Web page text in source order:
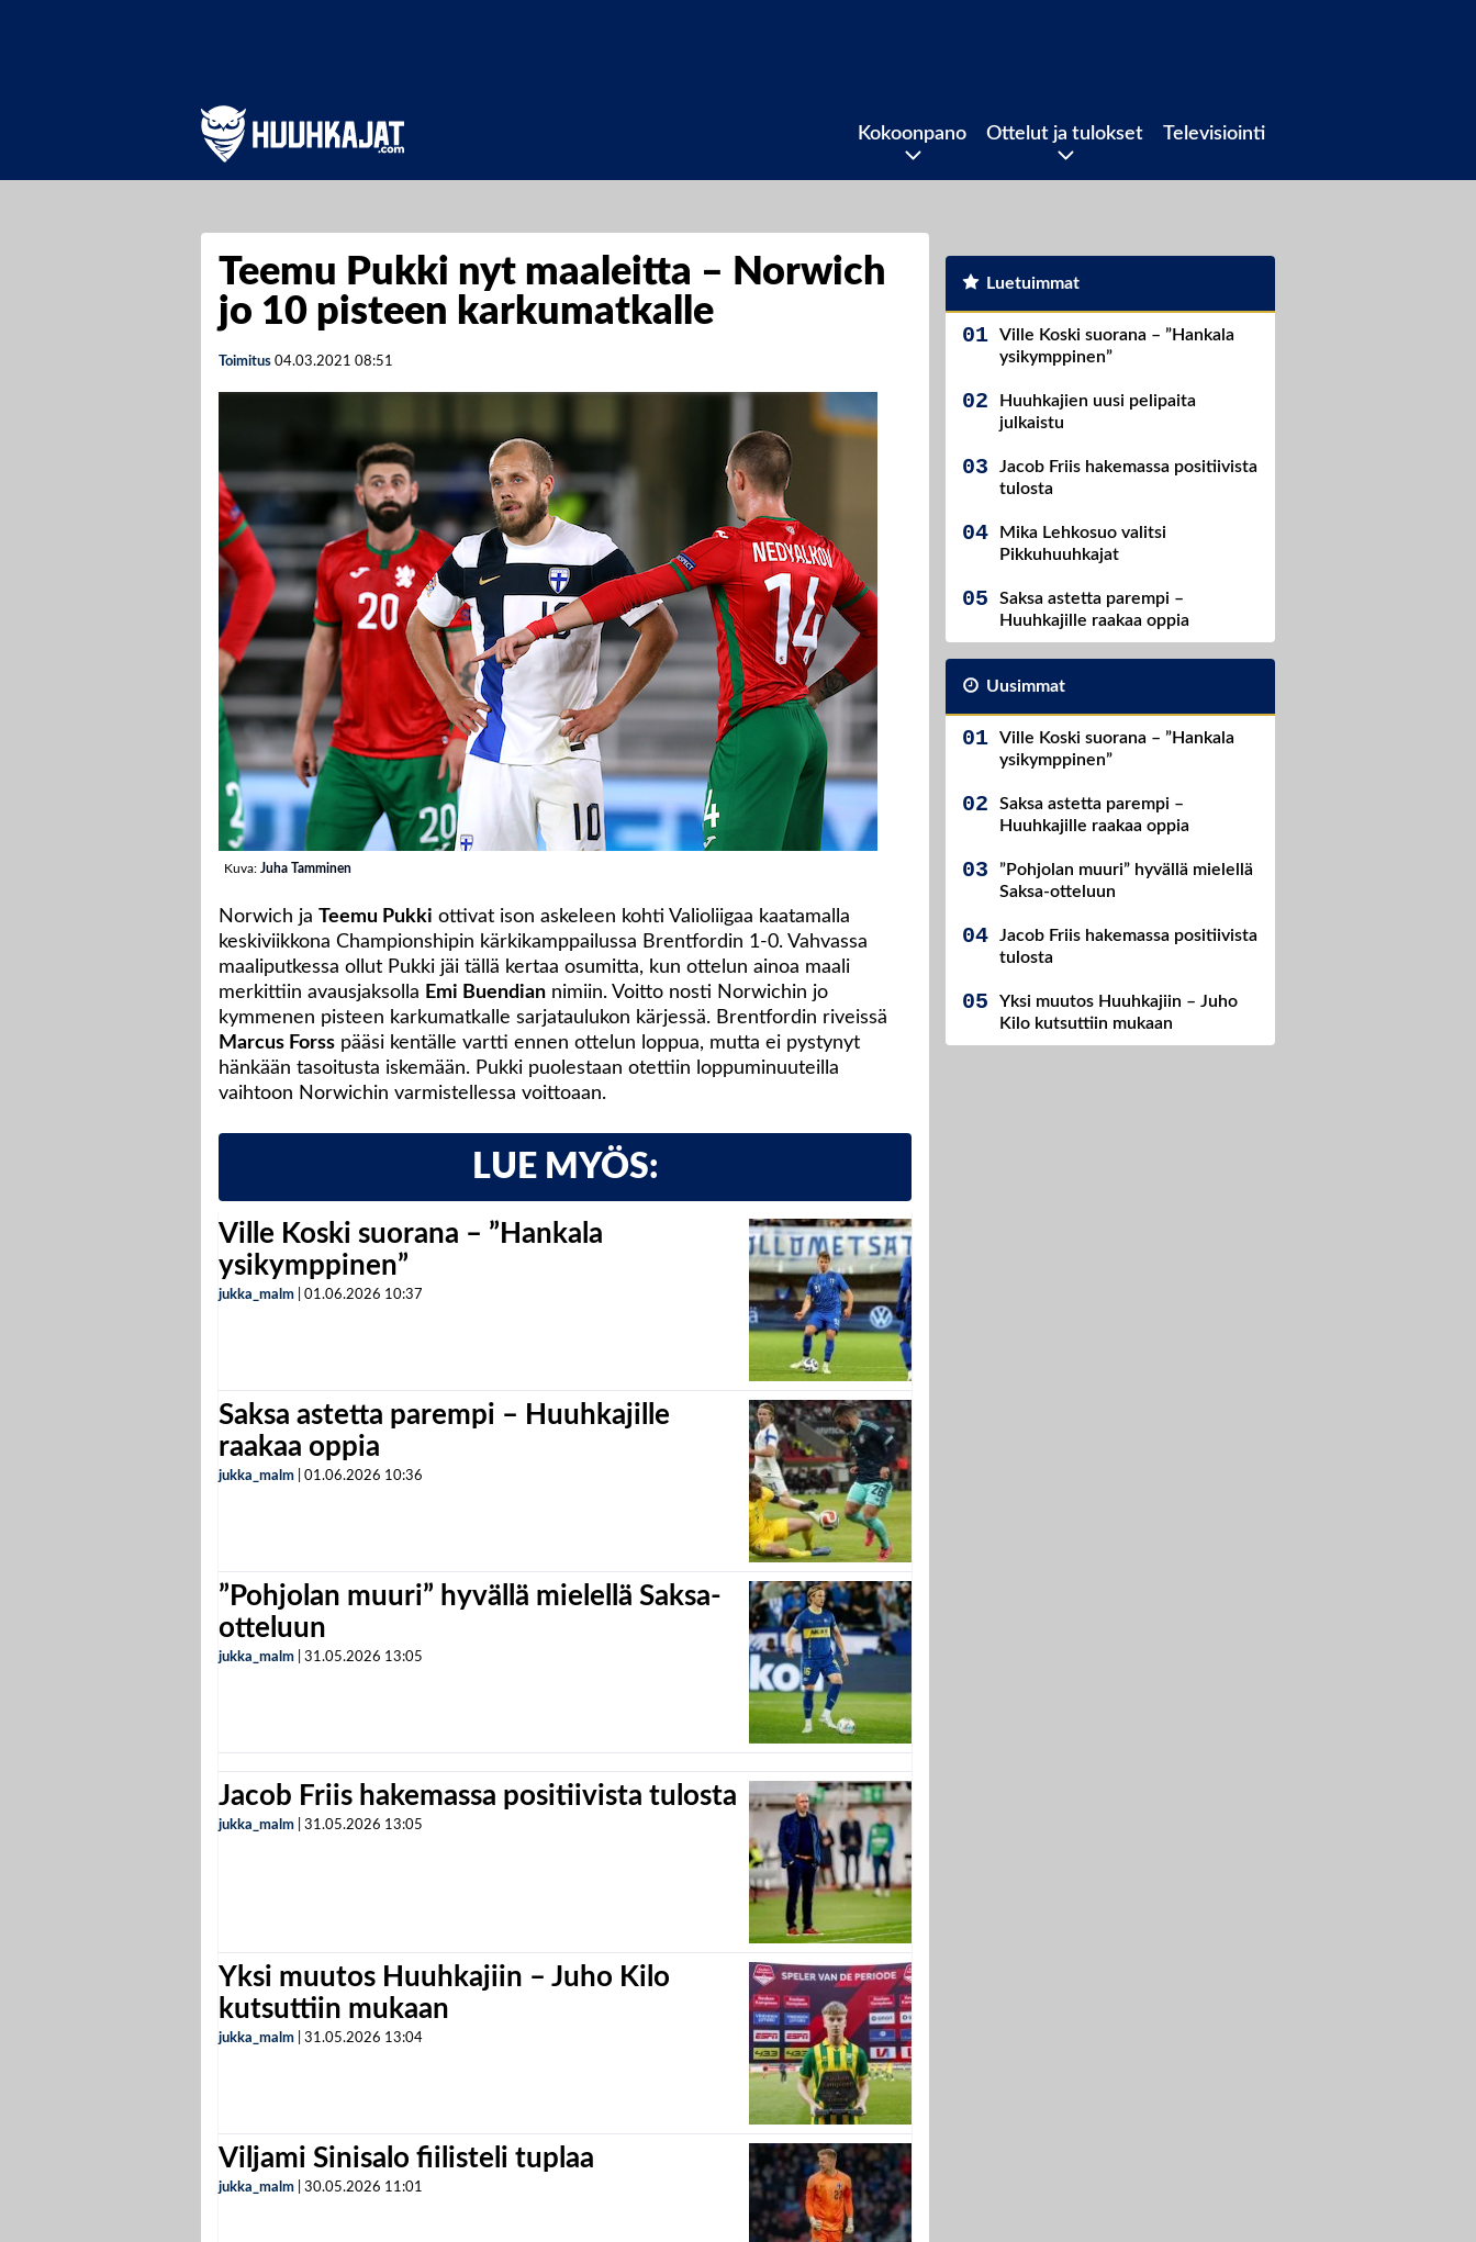
Kokoonpano Ottelut ja tulokset Televisiointi
Teemu Pukki nyt maaleitta – Norwich
jo 10 pisteen karkumatkalle
Toimitus 04.03.2021 08:51
Kuva: Juha Tamminen
Norwich ja Teemu Pukki ottivat ison askeleen kohti Valioliigaa kaatamalla
keskiviikkona Championshipin kärkikamppailussa Brentfordin 1-0. Vahvassa
maaliputkessa ollut Pukki jäi tällä kertaa osumitta, kun ottelun ainoa maali
merkittiin avausjaksolla Emi Buendian nimiin. Voitto nosti Norwichin jo
kymmenen pisteen karkumatkalle sarjataulukon kärjessä. Brentfordin riveissä
Marcus Forss pääsi kentälle vartti ennen ottelun loppua, mutta ei pystynyt
hänkään tasoitusta iskemään. Pukki puolestaan otettiin loppuminuuteilla
vaihtoon Norwichin varmistellessa voittoaan.
LUE MYÖS:
Ville Koski suorana – ”Hankala
ysikymppinen”
jukka_malm 01.06.2026 10:37
Saksa astetta parempi – Huuhkajille
raakaa oppia
jukka_malm 01.06.2026 10:36
”Pohjolan muuri” hyvällä mielellä Saksa-
otteluun
jukka_malm 31.05.2026 13:05
Jacob Friis hakemassa positiivista tulosta
jukka_malm 31.05.2026 13:05
Yksi muutos Huuhkajiin – Juho Kilo
kutsuttiin mukaan
jukka_malm 31.05.2026 13:04
Viljami Sinisalo fiilisteli tuplaa
jukka_malm 30.05.2026 11:01
Luetuimmat
Ville Koski suorana – ”Hankala
ysikymppinen”
Huuhkajien uusi pelipaita
julkaistu
Jacob Friis hakemassa positiivista
tulosta
Mika Lehkosuo valitsi
Pikkuhuuhkajat
Saksa astetta parempi –
Huuhkajille raakaa oppia
Uusimmat
Ville Koski suorana – ”Hankala
ysikymppinen”
Saksa astetta parempi –
Huuhkajille raakaa oppia
”Pohjolan muuri” hyvällä mielellä
Saksa-otteluun
Jacob Friis hakemassa positiivista
tulosta
Yksi muutos Huuhkajiin – Juho
Kilo kutsuttiin mukaan